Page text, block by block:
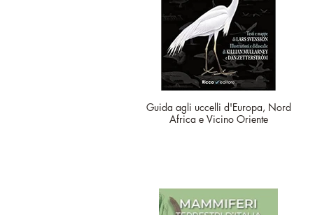
Guida agli uccelli d'Europa, Nord
Africa e Vicino Oriente